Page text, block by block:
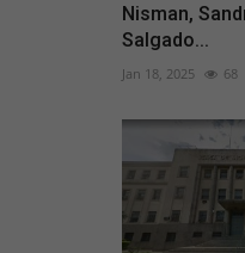
Nisman,
Salgado...
Jan 18, 2025 68